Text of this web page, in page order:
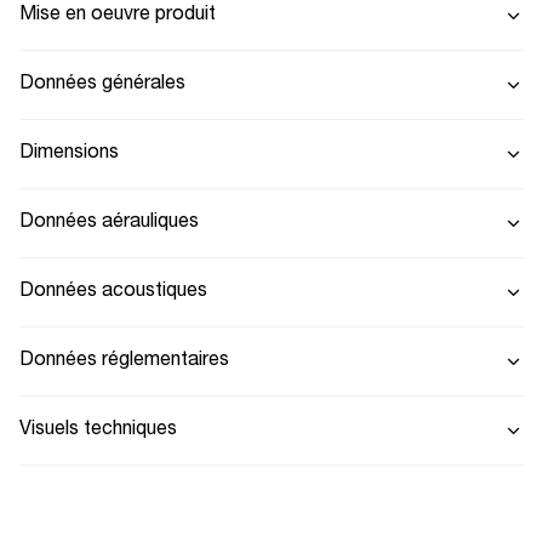
Mise en oeuvre produit
Données générales
Dimensions
Données aérauliques
Données acoustiques
Données réglementaires
Visuels techniques